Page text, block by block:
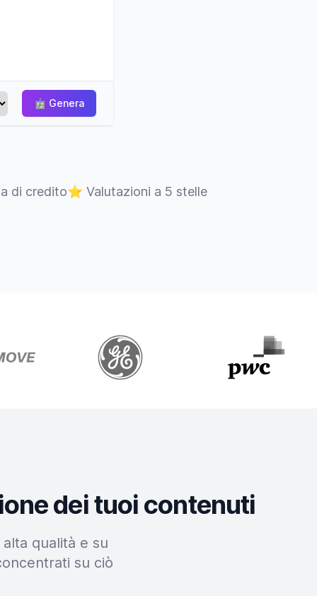
🤖 Genera
di credito⭐ Valutazioni a 5 stelle
dei tuoi contenuti
qualità e su
su ciò